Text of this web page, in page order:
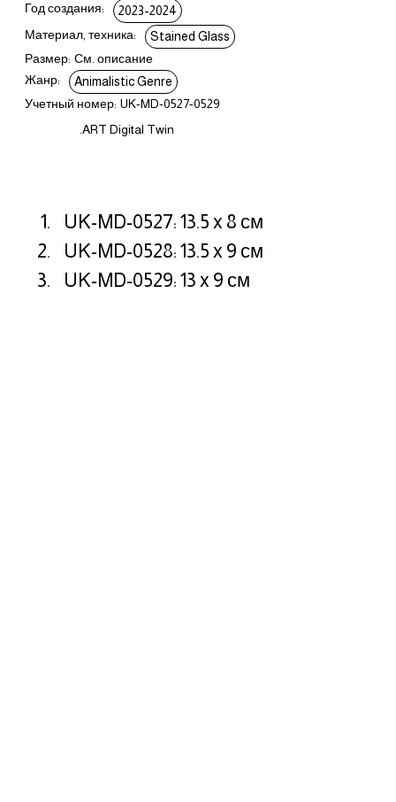
UK-MD-0527: 13.5 x 8 см
UK-MD-0528: 13.5 x 9 см
UK-MD-0529: 13 x 9 см
Год создания:
2023-2024
Материал, техника:
Stained Glass
Размер: См. описание
Жанр:
Animalistic Genre
Учетный номер: UK-MD-0527-0529
.ART Digital Twin